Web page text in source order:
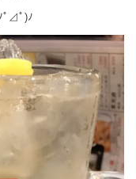
ﾟ⊿ﾟ)ﾉ